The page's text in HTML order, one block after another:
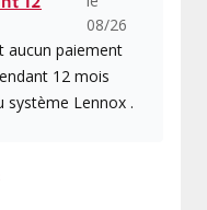
08/26
aucun paiement
12 mois
système Lennox .